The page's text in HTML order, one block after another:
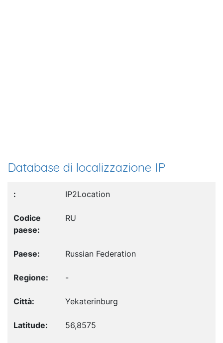
Database di localizzazione IP
IP2Location
RU
Russian Federation
-
Yekaterinburg
56,8575